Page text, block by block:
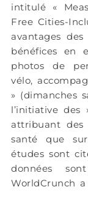
intitulé «
Free Cities-
avantages
bénéfices en
photos de
vélo,
» (dimanches
l’initiative
attribuant
santé que
études sont
données
WorldCrunch